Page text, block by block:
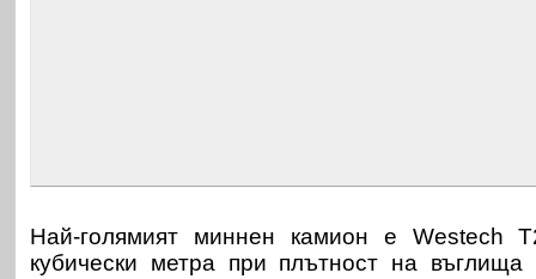
Най-голямият миннен камион е Westech
кубически метра при плътност на